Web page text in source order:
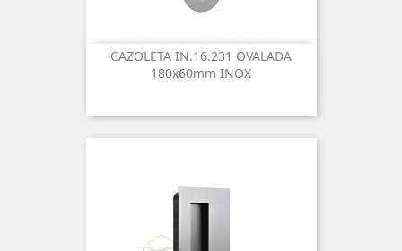
CAZOLETA IN.16.231 OVALADA
180x60mm INOX